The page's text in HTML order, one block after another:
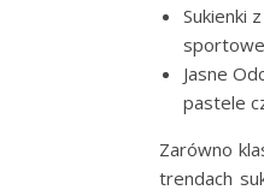
Sukienki
Jasne
pastele
Zarówno
trendach